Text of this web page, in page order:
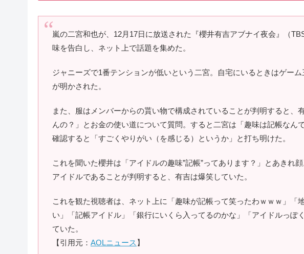
嵐の二宮和也が、12月17日に放送された『櫻井有吉アブナイ夜会』（
味を告白し、ネット上で話題を集めた。
ジャニーズで1番テンションが低いという二宮。自宅にいるときはゲー
が明かされた。
また、服はメンバーからの貰い物で構成されていることが判明すると、
んの？」とお金の使い道について質問。すると二宮は「趣味は記帳なん
確認すると「すごくやりがい（を感じる）というか」と打ち明けた。
これを聞いた櫻井は「アイドルの趣味”記帳”ってあります？」とあきれ
アイドルであることが判明すると、有吉は爆笑していた。
これを観た視聴者は、ネット上に「趣味が記帳って笑ったわｗｗｗ」「
い」「記帳アイドル」「銀行にいくら入ってるのかな」「アイドルっぽ
ていた。
【引用元： AOLニュース 】